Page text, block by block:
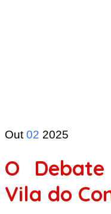
Out 02 2025
O
Vila do